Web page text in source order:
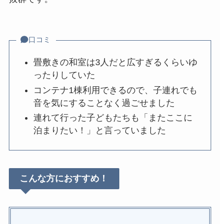
口コミ
畳敷きの和室は3人だと広すぎるくらいゆ
ったりしていた
コンテナ1棟利用できるので、子連れでも
音を気にすることなく過ごせました
連れて行った子どもたちも「またここに
泊まりたい！」と言っていました
こんな方におすすめ！